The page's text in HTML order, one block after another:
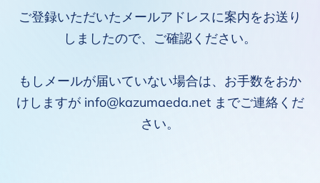
ご登録いただいたメールアドレスに案内をお送り
しましたので、ご確認ください。
もしメールが届いていない場合は、お手数をおか
けしますが info@kazumaeda.net までご連絡くだ
さい。